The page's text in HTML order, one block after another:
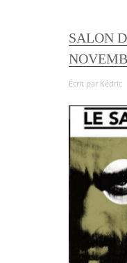
SALON
Écrit par Kédric